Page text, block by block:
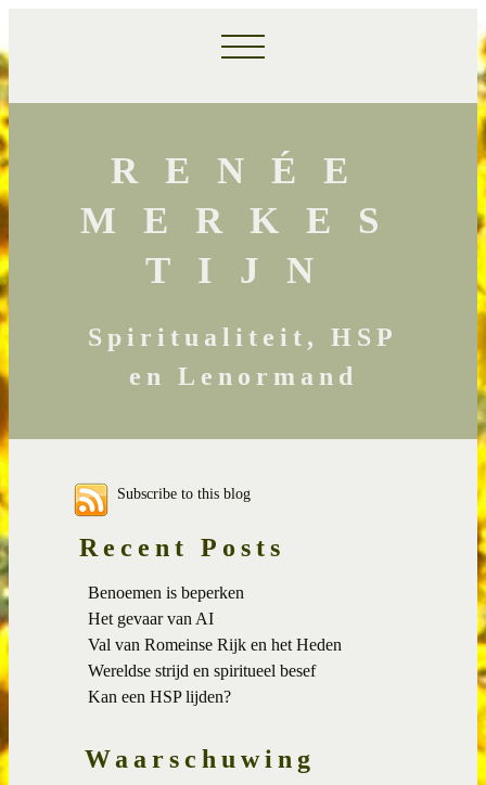
RENÉE
MERKES
TIJN
Spiritualiteit, HSP
en Lenormand
Subscribe to this blog
Recent Posts
Benoemen is beperken
Het gevaar van AI
Val van Romeinse Rijk en het Heden
Wereldse strijd en spiritueel besef
Kan een HSP lijden?
Waarschuwing